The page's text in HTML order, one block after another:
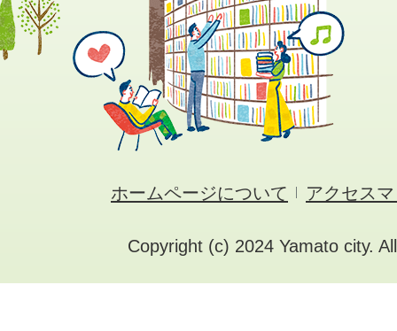
ホームページについて アクセス
Copyright (c) 2024 Yamato city.